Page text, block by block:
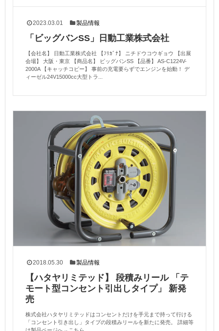
2023.03.01 製品情報
「ビッグバンSS」日動工業株式会社
【会社名】 日動工業株式会社 【ﾌﾘｶﾞﾅ】 ニチドウコウギョウ 【出展
会場】 大阪・東京 【商品名】 ビッグバンSS 【品番】 AS-C1224V-
2000A 【キャッチコピー】 事前の充電要らずでエンジンを始動！ デ
ィーゼル24V15000cc大型トラ...
2018.05.30 製品情報
【ハタヤリミテッド】 段積みリール 「テ
モート型コンセント引出しタイプ」 新発
売
株式会社ハタヤリミテッドはコンセントだけを手元まで持って行ける
「コンセント引き出し」タイプの段積みリールを新たに発売。 詳細等